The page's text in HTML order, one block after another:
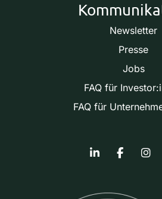
Newsletter
Presse
Jobs
FAQ für
FAQ für